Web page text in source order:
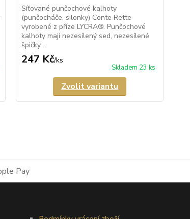
Síťované punčochové kalhoty
(punčocháče, silonky) Conte Rette
vyrobené z příze LYCRA®. Punčochové
kalhoty mají nezesílený sed, nezesílené
špičky ...
247 Kč/ks
Skladem 23 ks
Zvolit variantu